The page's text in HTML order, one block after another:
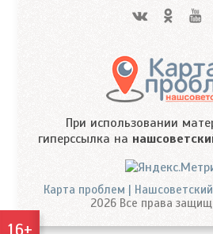
При использовании
гиперссылка на
Карта проблем |
2026 Все права